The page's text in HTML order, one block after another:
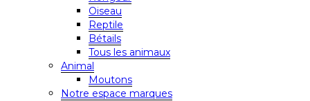
Oiseau
Reptile
Bétails
Tous les animaux
Animal
Moutons
Notre espace marques